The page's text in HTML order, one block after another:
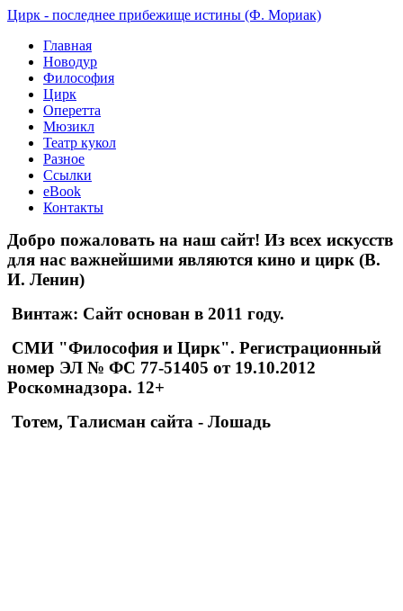
Цирк - последнее прибежище истины (Ф. Мориак)
Главная
Новодур
Философия
Цирк
Оперетта
Мюзикл
Театр кукол
Разное
Ссылки
eBook
Контакты
Добро пожаловать на наш сайт! Из всех искусств
для нас важнейшими являются кино и цирк (В.
И. Ленин)
Винтаж: Сайт основан в 2011 году.
СМИ "Философия и Цирк". Регистрационный
номер ЭЛ № ФС 77-51405 от 19.10.2012
Роскомнадзора. 12+
Тотем, Талисман сайта - Лошадь